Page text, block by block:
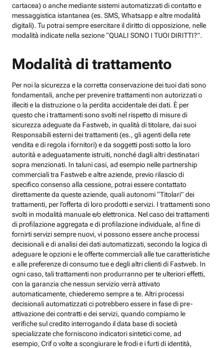
cartacea) o anche mediante sistemi automatizzati di contatto e
messaggistica istantanea (es. SMS, Whatsapp e altre modalità
digitali). Tu potrai sempre esercitare il diritto di opposizione, nelle
modalità indicate nella sezione “QUALI SONO I TUOI DIRITTI?”.
Modalità di trattamento
Per noi la sicurezza e la corretta conservazione dei tuoi dati sono
fondamentali, anche per prevenire trattamenti non autorizzati o
illeciti e la distruzione o la perdita accidentale dei dati. È per
questo che i trattamenti sono svolti nel rispetto di misure di
sicurezza adeguate da Fastweb, in qualità di titolare, dai suoi
Responsabili esterni dei trattamenti (es., gli agenti della rete
vendita e di regola i fornitori) e da soggetti posti sotto la loro
autorità e adeguatamente istruiti, nonché dagli altri destinatari
sopra menzionati. In taluni casi, ad esempio nelle partnership
commerciali tra Fastweb e altre aziende, previo rilascio di
specifico consenso alla cessione, potrai essere contattato
direttamente da queste aziende, quali autonomi “Titolari” dei
trattamenti, per l’offerta di loro prodotti e servizi. I trattamenti sono
svolti in modalità manuale e/o elettronica. Nel caso dei trattamenti
di profilazione aggregata e di profilazione individuale, al fine di
fornirti servizi sempre nuovi, vi possono essere anche processi
decisionali e di analisi dei dati automatizzati, secondo la logica di
adeguare le opzioni e le offerte commerciali alle tue caratteristiche
e alle preferenze di consumo tue e degli altri clienti di Fastweb. In
ogni caso, tali trattamenti non produrranno per te ulteriori effetti,
con la garanzia che nessun servizio verrà attivato
automaticamente, chiederemo sempre a te. Altri processi
decisionali automatizzati ci potrebbero essere in fase di pre-
attivazione dei contratti e dei servizi, quando compiamo le
verifiche sul credito interrogando il data base di società
specializzate che forniscono indicatori sintetici come, ad
esempio, Crif o volte a scongiurare le frodi e i furti di identità,